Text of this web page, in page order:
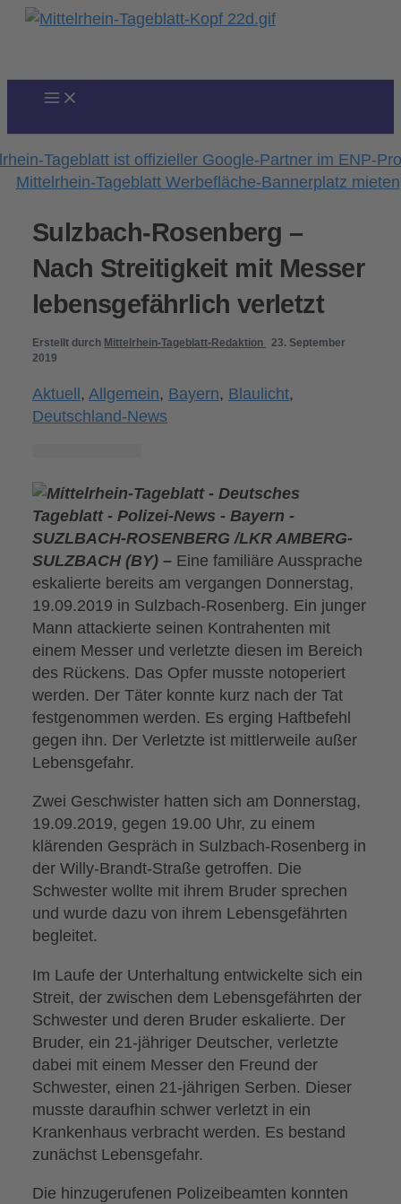
Zum
Sulzbach-Rosenberg –
Nach Streitigkeit mit Messer
lebensgefährlich verletzt
Erstellt durch Mittelrhein-Tageblatt-Redaktion
23. September
2019
Aktuell,Allgemein, Bayern, Blaulicht,
Deutschland-News
SUZLBACH-ROSENBERG /LKR AMBERG-
SULZBACH (BY) – Eine familiäre Aussprache
eskalierte bereits am vergangen Donnerstag,
19.09.2019 in Sulzbach-Rosenberg. Ein junger
Mann attackierte seinen Kontrahenten mit
einem Messer und verletzte diesen im Bereich
des Rückens. Das Opfer musste notoperiert
werden. Der Täter konnte kurz nach der Tat
festgenommen werden. Es erging Haftbefehl
gegen ihn. Der Verletzte ist mittlerweile außer
Lebensgefahr.
Zwei Geschwister hatten sich am Donnerstag,
19.09.2019, gegen 19.00 Uhr, zu einem
klärenden Gespräch in Sulzbach-Rosenberg in
der Willy-Brandt-Straße getroffen. Die
Schwester wollte mit ihrem Bruder sprechen
und wurde dazu von ihrem Lebensgefährten
begleitet.
Im Laufe der Unterhaltung entwickelte sich ein
Streit, der zwischen dem Lebensgefährten der
Schwester und deren Bruder eskalierte. Der
Bruder, ein 21-jähriger Deutscher, verletzte
dabei mit einem Messer den Freund der
Schwester, einen 21-jährigen Serben. Dieser
musste daraufhin schwer verletzt in ein
Krankenhaus verbracht werden. Es bestand
zunächst Lebensgefahr.
Die hinzugerufenen Polizeibeamten konnten